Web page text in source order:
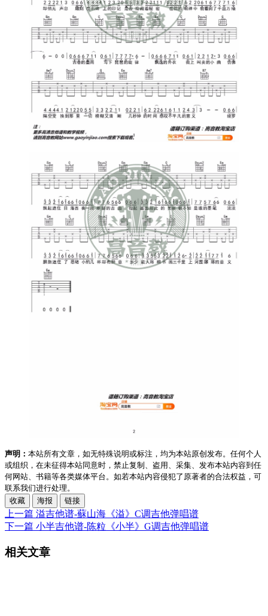
声明： 本站所有文章，如无特殊说明或标注，均为本站原创发布。任何个人
或组织，在未征得本站同意时，禁止复制、盗用、采集、发布本站内容到任
何网站、书籍等各类媒体平台。如若本站内容侵犯了原著者的合法权益，可
联系我们进行处理。
收藏
海报 链接
上一篇 溢吉他谱-蘇山海《溢》C调吉他弹唱谱
下一篇 小半吉他谱-陈粒《小半》G调吉他弹唱谱
相关文章